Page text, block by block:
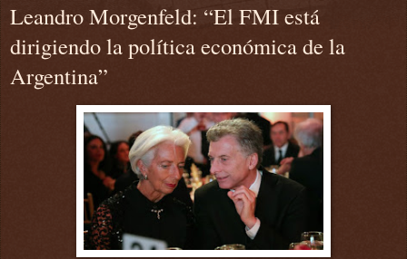
Leandro Morgenfeld: “El FMI está
dirigiendo la política económica de la
Argentina”